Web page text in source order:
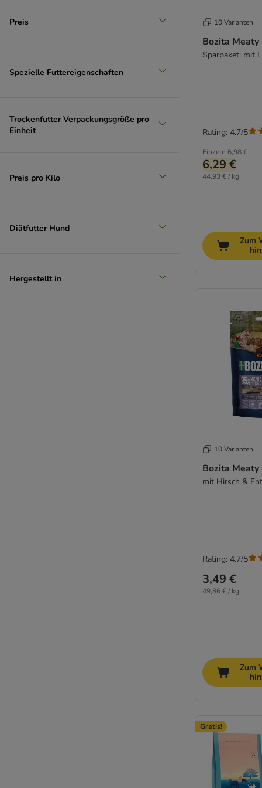
PrimaDog
Rocco
Sammy's
SmartBones
Vitakraft
WOW Dog
Preis
Spezielle Futtereigenschaften
Trockenfutter Verpackungsgröße pro
Einheit
Preis pro Kilo
Diätfutter Hund
Hergestellt in
10 Varianten
Bozita Meaty
Sparpaket: mit
Einzeln 6,98 €
6,29 €
44,93 € / kg
Rating: 4.7/5
Zum
10 Varianten
Bozita Meaty
mit Hirsch &
3,49 €
49,86 € / kg
Rating: 4.7/5
Zum
Gratis!